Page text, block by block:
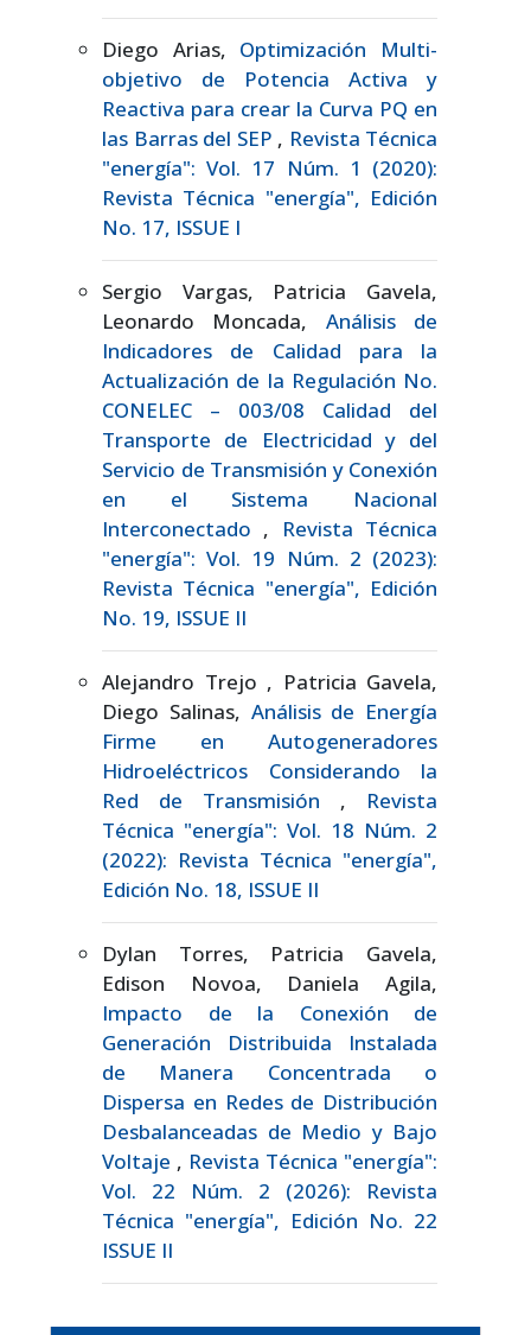
Diego Arias, Optimización Multi-
objetivo de Potencia Activa y
Reactiva para crear la Curva PQ en
las Barras del SEP , Revista Técnica
"energía": Vol. 17 Núm. 1 (2020):
Revista Técnica "energía", Edición
No. 17, ISSUE I
Sergio Vargas, Patricia Gavela,
Leonardo Moncada, Análisis de
Indicadores de Calidad para la
Actualización de la Regulación No.
CONELEC – 003/08 Calidad del
Transporte de Electricidad y del
Servicio de Transmisión y Conexión
en el Sistema Nacional
Interconectado ,
Revista Técnica
"energía": Vol. 19 Núm. 2 (2023):
Revista Técnica "energía", Edición
No. 19, ISSUE II
Alejandro Trejo , Patricia Gavela,
Diego Salinas, Análisis de Energía
Firme en Autogeneradores
Hidroeléctricos Considerando la
Red de Transmisión , Revista
Técnica "energía": Vol. 18 Núm. 2
(2022): Revista Técnica "energía",
Edición No. 18, ISSUE II
Dylan Torres, Patricia Gavela,
Edison Novoa, Daniela Agila,
Impacto de la Conexión de
Generación Distribuida Instalada
de Manera Concentrada o
Dispersa en Redes de Distribución
Desbalanceadas de Medio y Bajo
Voltaje , Revista Técnica "energía":
Vol. 22 Núm. 2 (2026): Revista
Técnica "energía", Edición No. 22
ISSUE II